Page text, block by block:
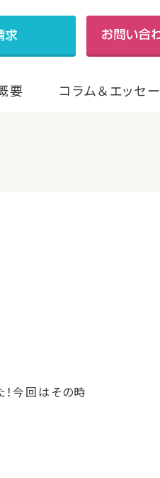
要 コラム＆エッセー
！今回はその時